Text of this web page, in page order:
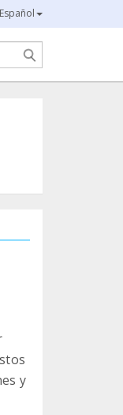
Español
y